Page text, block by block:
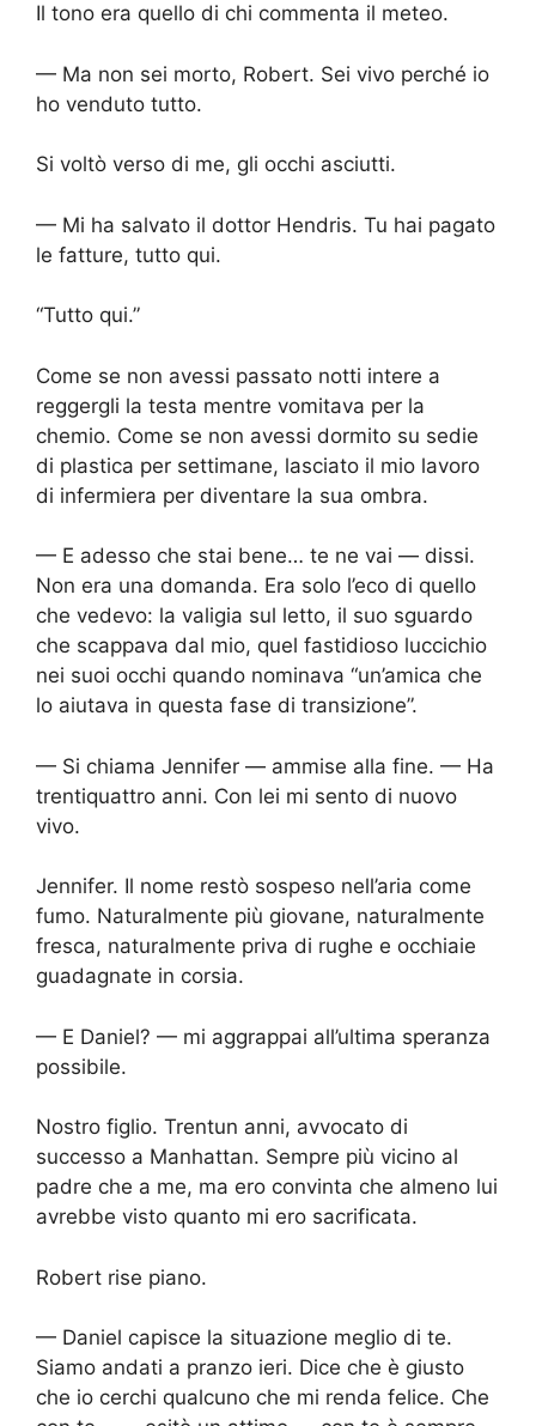
Il tono era quello di chi commenta il meteo.
— Ma non sei morto, Robert. Sei vivo perché io
ho venduto tutto.
Si voltò verso di me, gli occhi asciutti.
— Mi ha salvato il dottor Hendris. Tu hai pagato
le fatture, tutto qui.
“Tutto qui.”
Come se non avessi passato notti intere a
reggergli la testa mentre vomitava per la
chemio. Come se non avessi dormito su sedie
di plastica per settimane, lasciato il mio lavoro
di infermiera per diventare la sua ombra.
— E adesso che stai bene… te ne vai — dissi.
Non era una domanda. Era solo l’eco di quello
che vedevo: la valigia sul letto, il suo sguardo
che scappava dal mio, quel fastidioso luccichio
nei suoi occhi quando nominava “un’amica che
lo aiutava in questa fase di transizione”.
— Si chiama Jennifer — ammise alla fine. — Ha
trentiquattro anni. Con lei mi sento di nuovo
vivo.
Jennifer. Il nome restò sospeso nell’aria come
fumo. Naturalmente più giovane, naturalmente
fresca, naturalmente priva di rughe e occhiaie
guadagnate in corsia.
— E Daniel? — mi aggrappai all’ultima speranza
possibile.
Nostro figlio. Trentun anni, avvocato di
successo a Manhattan. Sempre più vicino al
padre che a me, ma ero convinta che almeno lui
avrebbe visto quanto mi ero sacrificata.
Robert rise piano.
— Daniel capisce la situazione meglio di te.
Siamo andati a pranzo ieri. Dice che è giusto
che io cerchi qualcuno che mi renda felice. Che